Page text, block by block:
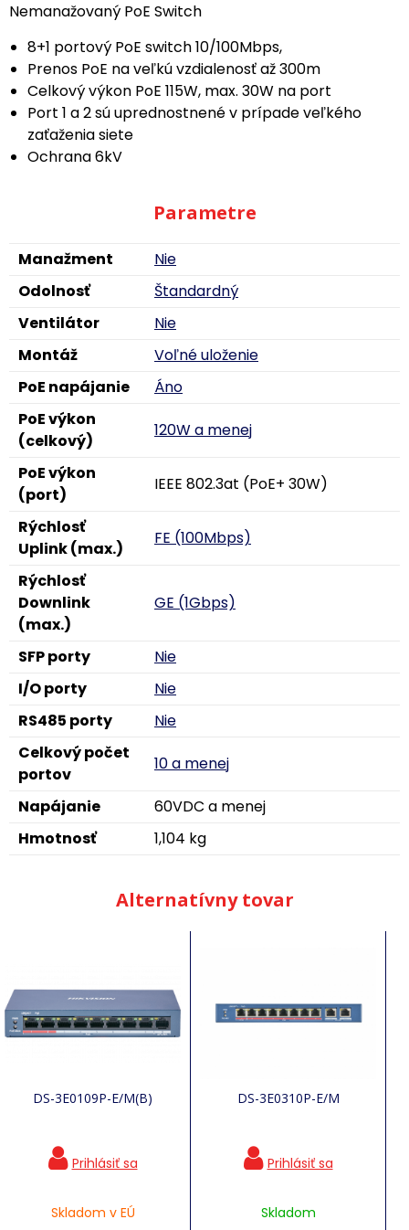
Nemanažovaný PoE Switch
8+1 portový PoE switch 10/100Mbps,
Prenos PoE na veľkú vzdialenosť až 300m
Celkový výkon PoE 115W, max. 30W na port
Port 1 a 2 sú uprednostnené v prípade veľkého
zaťaženia siete
Ochrana 6kV
Parametre
Manažment
Nie
Odolnosť
Štandardný
Ventilátor
Nie
Montáž
Voľné uloženie
PoE napájanie
Áno
PoE výkon
(celkový)
120W a menej
PoE výkon
(port)
IEEE 802.3at (PoE+ 30W)
Rýchlosť
Uplink (max.)
FE (100Mbps)
Rýchlosť
Downlink
(max.)
GE (1Gbps)
SFP porty
Nie
I/O porty
Nie
RS485 porty
Nie
Celkový počet
portov
10 a menej
Napájanie
60VDC a menej
Hmotnosť
1,104 kg
Alternatívny tovar
DS-3E0109P-E/M(B)
Skladom v EÚ
DS-3E0310P-E/M
Skladom